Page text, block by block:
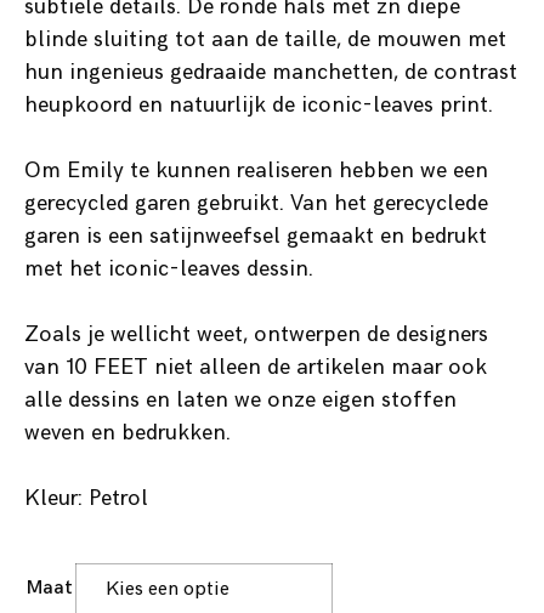
subtiele details. De ronde hals met zn diepe
blinde sluiting tot aan de taille, de mouwen met
hun ingenieus gedraaide manchetten, de contrast
heupkoord en natuurlijk de iconic-leaves print.
Om Emily te kunnen realiseren hebben we een
gerecycled garen gebruikt. Van het gerecyclede
garen is een satijnweefsel gemaakt en bedrukt
met het iconic-leaves dessin.
Zoals je wellicht weet, ontwerpen de designers
van 10 FEET niet alleen de artikelen maar ook
alle dessins en laten we onze eigen stoffen
weven en bedrukken.
Kleur: Petrol
Maat